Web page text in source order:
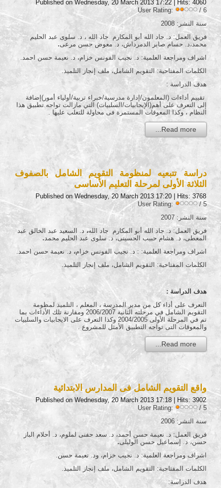
Published on Wednesday, 20 March 2013 17:22| Hits: 4060
User Rating:
/ 6
سنة النشر: 2008
فريق العمل: د. جاد الله أبو المكارم جاد الله ، د. سلوى عبد الحليم
محمد،د. حسام صابر الدمرداش، د. معوض حسن مرعى.
اشراف ومراجعة العلمية: د. نجيب الفونس خزام، د. نعيمة حسن احمد.
الكلمات المفتاحية: التقويم الشامل، ملف إنجاز التلميذ.
هدف الدراسة :
تقييم أداءات (المعلمون/إدارة مدرسية/خبراء تربية/أولياء أمور)إضافة
إلى التعرف على أهم(الإيجابيات/السلبيات) التي مازالت تواجه تطبيق هذا
النظام ، وكذا المعوقات المستمرة فى محاولة للتغلب عليها .
Read more...
دراسة تتبعيه لمنظومة التقويم الشامل بالصفوف
الثلاثة الأولى لمرحلة التعليم الأساسى
Published on Wednesday, 20 March 2013 17:20| Hits: 3768
User Rating:
/ 5
سنة النشر: 2007
فريق العمل: د. جاد الله أبو المكارم جاد الله، د. السعيد عبد الخالق عبد
المعطى، د. هشام حبيب الحسينى، د. سلوى عبد الحليم محمد .
اشراف ومراجعة العلمية: : د. نجيب الفونس خزام، د. نعيمة حسن احمد.
الكلمات المفتاحية: التقويم الشامل، ملف إنجاز التلميذ.
هدف الدراسة :
التعرف على أداء كل من مدير المدرسة ، المعلم ، التلميذ لمظومة
التقويم الشامل في مرحلته الثانية 2006/2007 ومقارنة تلك الأداءات بما
تم في المرحلة الأولى 2004/2005 وكذا التعرف على الايجابيات والسلبيات
والمعوقات التى تواجه التطبيق الأمثل للمشروع .
Read more...
واقع التقويم الشامل فى المدارس الابتدائية
Published on Wednesday, 20 March 2013 17:18| Hits: 3902
User Rating:
/ 5
سنة النشر: 2006
فريق العمل: د. نعيمة حسن أحمد، د. سعد حفنى لملوم، د. أحلام الباز
حسن، د. إسماعيل حسن الوليلى.
اشراف ومراجعة العلمية: د. نجيب خزام، ود. نعيمة حسن.
الكلمات المفتاحية: التقويم الشامل، ملف إنجاز التلميذ.
هدف الدراسة: